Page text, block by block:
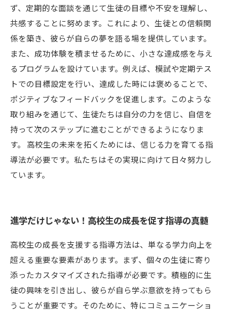
ず、定期的な面談を通じて生徒の目標や不安を理解し、
共感することに努めます。これにより、生徒との信頼関
係を築き、彼らが自らの夢を語る場を提供しています。
また、成功体験を積ませるために、小さな達成感を与え
るプログラムを設けています。例えば、模試や定期テス
トでの目標設定を行い、達成した時には褒めることで、
ポジティブなフィードバックを促進します。このような
取り組みを通じて、生徒たちは自分の力を信じ、自信を
持って次のステップに進むことができるようになりま
す。 高校生の未来を拓くためには、信じる力を育てる指
導法が必要です。私たちはその実現に向けて日々努力し
ています。
進学だけじゃない！高校生の成長を促す指導の真髄
高校生の成長を支援する指導方法は、単なる学力向上を
超える重要な要素があります。まず、個々の生徒に寄り
添ったカスタマイズされた指導が必要です。積極的に生
徒の興味を引き出し、彼らが自ら学ぶ意欲を持ってもら
うことが重要です。そのために、特にコミュニケーショ